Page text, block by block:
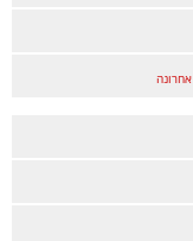
אחרונה